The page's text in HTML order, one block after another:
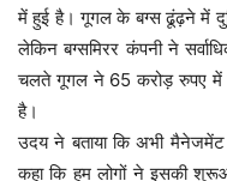
में हुई है। गूगल के बग्स ढूंढ़ने में
लेकिन बग्समिरर कंपनी ने
चलते गूगल ने 65 करोड़ रुपए में से
है।
उदय ने बताया कि अभी मैनेजमेंट
कहा कि हम लोगों ने इसकी